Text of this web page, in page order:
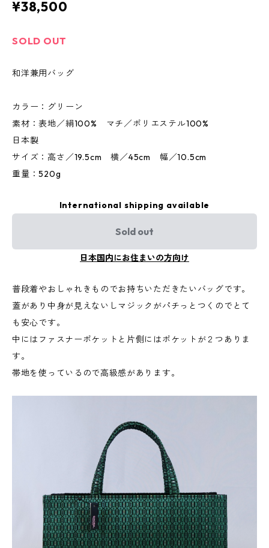
¥38,500
SOLD OUT
和洋兼用バッグ
カラー：グリーン
素材：表地／絹100% マチ／ポリエステル100%
日本製
サイズ：高さ／19.5cm 横／45cm 幅／10.5cm
重量：520g
International shipping available
Sold out
日本国内にお住まいの方向け
普段着やおしゃれきものでお持ちいただきたいバッグです。
蓋があり中身が見えないしマジックがパチっとつくのでとて
も安心です。
中にはファスナーポケットと片側にはポケットが２つありま
す。
帯地を使っているので高級感があります。